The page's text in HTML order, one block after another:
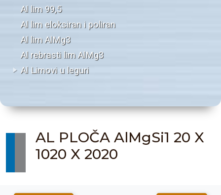
Al lim 99,5
Al lim eloksiran i poliran
Al lim AlMg3
Al rebrasti lim AlMg3
Al Limovi u leguri
AL PLOČA AlMgSi1 20 X
1020 X 2020